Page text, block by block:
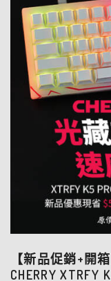
【新品促銷+開
CHERRY XTRFY